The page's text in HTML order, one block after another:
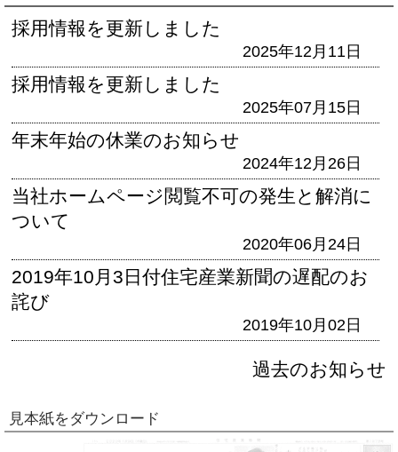
採用情報を更新しました
2025年12月11日
採用情報を更新しました
2025年07月15日
年末年始の休業のお知らせ
2024年12月26日
当社ホームページ閲覧不可の発生と解消に
ついて
2020年06月24日
2019年10月3日付住宅産業新聞の遅配のお
詫び
2019年10月02日
過去のお知らせ
見本紙をダウンロード